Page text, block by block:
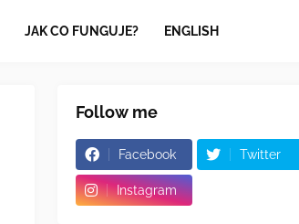
JAK CO FUNGUJE? ENGLISH
Follow me
Facebook Twitter
Instagram